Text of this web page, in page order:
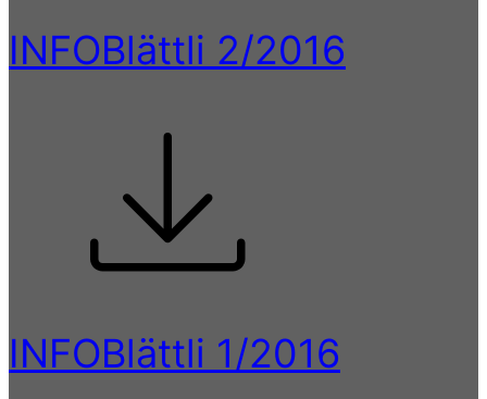
INFOBlättli 2/2016
INFOBlättli 1/2016